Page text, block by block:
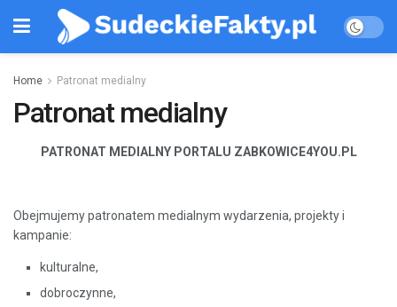
Home Patronat medialny
Patronat medialny
PATRONAT MEDIALNY PORTALU ZABKOWICE4YOU.PL
Obejmujemy patronatem medialnym wydarzenia, projekty i
kampanie:
kulturalne,
dobroczynne,